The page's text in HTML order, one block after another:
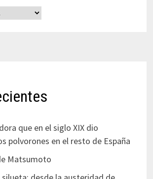
que en el siglo XIX dio
polvorones en el resto de España
Matsumoto